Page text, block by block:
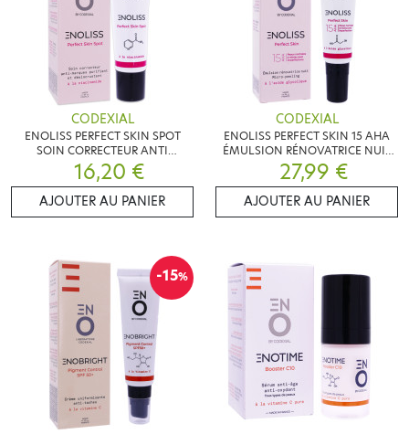
CODEXIAL
ENOLISS PERFECT SKIN SPOT
SOIN CORRECTEUR ANTI
MARQUES 30ML
16,20 €
AJOUTER AU PANIER
CODEXIAL
ENOLISS PERFECT SKIN 15 AHA
ÉMULSION RÉNOVATRICE NUIT
30ML
27,99 €
AJOUTER AU PANIER
-15%